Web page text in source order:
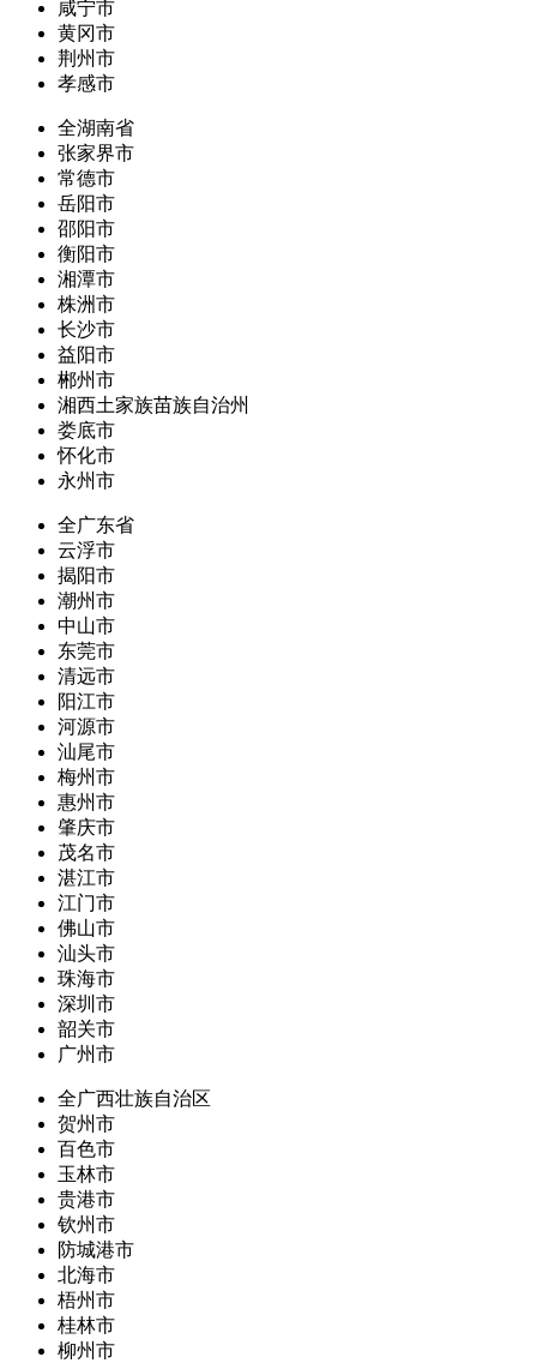
咸宁市
黄冈市
荆州市
孝感市
全湖南省
张家界市
常德市
岳阳市
邵阳市
衡阳市
湘潭市
株洲市
长沙市
益阳市
郴州市
湘西土家族苗族自治州
娄底市
怀化市
永州市
全广东省
云浮市
揭阳市
潮州市
中山市
东莞市
清远市
阳江市
河源市
汕尾市
梅州市
惠州市
肇庆市
茂名市
湛江市
江门市
佛山市
汕头市
珠海市
深圳市
韶关市
广州市
全广西壮族自治区
贺州市
百色市
玉林市
贵港市
钦州市
防城港市
北海市
梧州市
桂林市
柳州市